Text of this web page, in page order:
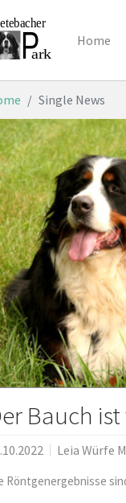
Home
Single News
Bauch
Leia Würfe
Röntgenergebnisse